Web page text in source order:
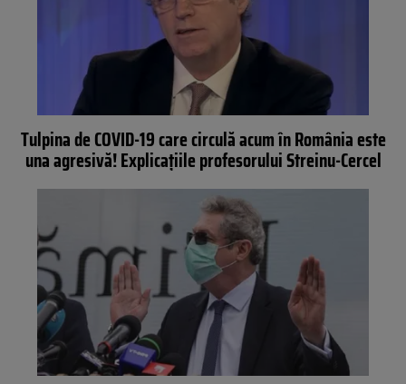
Tulpina de COVID-19 care circulă acum în România este
una agresivă! Explicațiile profesorului Streinu-Cercel